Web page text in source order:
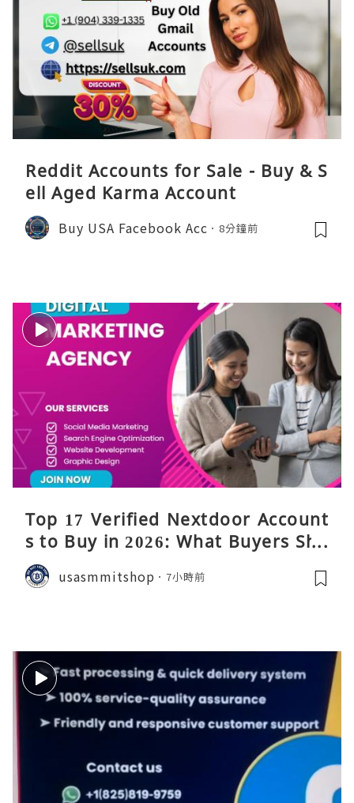
Reddit Accounts for Sale - Buy & S
ell Aged Karma Account
Buy USA Facebook Acc 8分鐘前
Top 17 Verified Nextdoor Account
s to Buy in 2026: What Buyers Sho
uld Know
usasmmitshop 7小時前